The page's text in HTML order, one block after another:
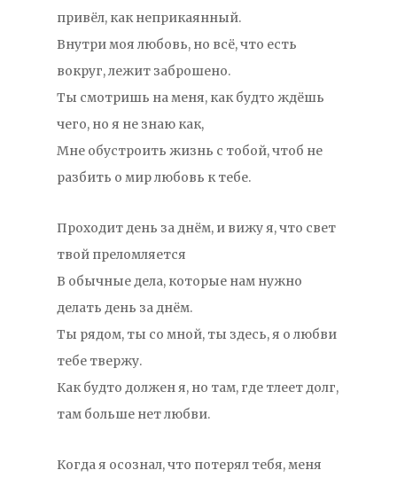
привёл, как неприкаянный.
Внутри моя любовь, но всё, что есть
вокруг, лежит заброшено.
Ты смотришь на меня, как будто ждёшь
чего, но я не знаю как,
Мне обустроить жизнь с тобой, чтоб не
разбить о мир любовь к тебе.
Проходит день за днём, и вижу я, что свет
твой преломляется
В обычные дела, которые нам нужно
делать день за днём.
Ты рядом, ты со мной, ты здесь, я о любви
тебе твержу.
Как будто должен я, но там, где тлеет долг,
там больше нет любви.
Когда я осознал, что потерял тебя, меня